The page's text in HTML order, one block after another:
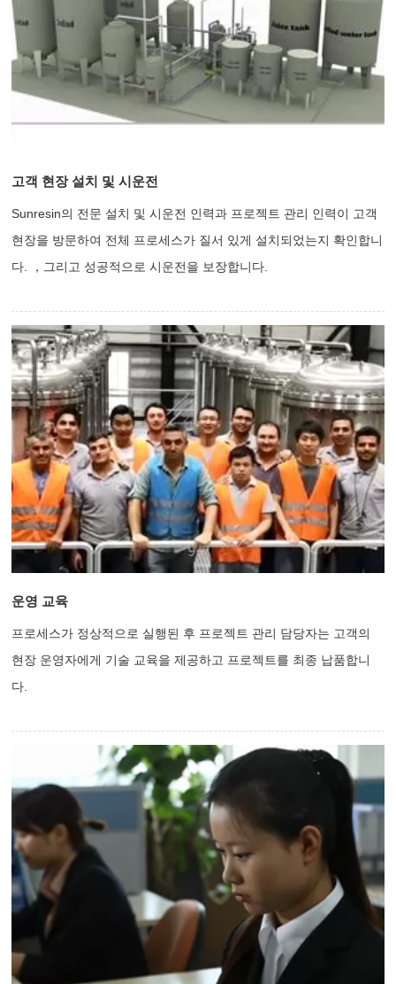
고객 현장 설치 및 시운전
Sunresin의 전문 설치 및 시운전 인력과 프로젝트 관리 인력이 고객
현장을 방문하여 전체 프로세스가 질서 있게 설치되었는지 확인합니
다. ，그리고 성공적으로 시운전을 보장합니다.
운영 교육
프로세스가 정상적으로 실행된 후 프로젝트 관리 담당자는 고객의
현장 운영자에게 기술 교육을 제공하고 프로젝트를 최종 납품합니
다.